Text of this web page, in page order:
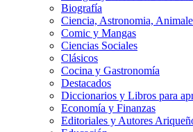
Biografía
Ciencia, Astronomia,
Comic y Mangas
Ciencias Sociales
Clásicos
Cocina y Gastronomía
Destacados
Diccionarios y Libros para
Economía y Finanzas
Editoriales y Autores